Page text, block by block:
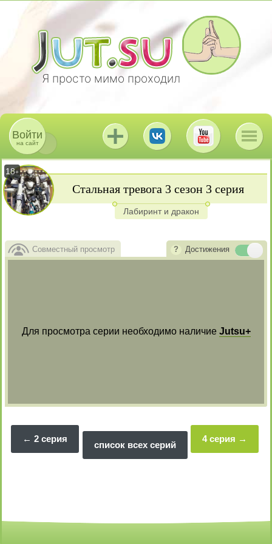
Я просто мимо проходил
Войти
на сайт
18+
Стальная тревога 3 сезон 3 серия
Лабиринт и дракон
Совместный просмотр Достижения
Для просмотра серии необходимо наличие Jutsu+
4 серия
2 серия
список всех серий